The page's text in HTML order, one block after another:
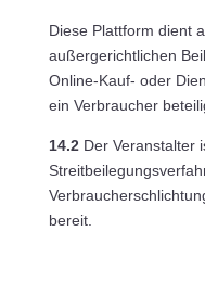
Diese Plattform dient
außergerichtlichen
Online-Kauf- oder
ein Verbraucher
14.2Der Veranstalter
bereit.